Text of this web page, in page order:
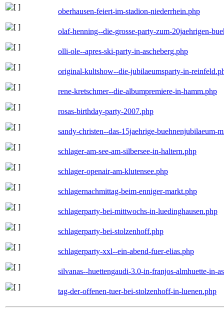
oberhausen-feiert-im-stadion-niederrhein.php
olaf-henning--die-grosse-party-zum-20jaehrigen-
olli-ole--apres-ski-party-in-ascheberg.php
original-kultshow--die-jubilaeumsparty-in-
rene-kretschmer--die-albumpremiere-in-hamm.php
rosas-birthday-party-2007.php
sandy-christen--das-15jaehrige-buehnenjubilaeum-
schlager-am-see-am-silbersee-in-haltern.php
schlager-openair-am-klutensee.php
schlagernachmittag-beim-enniger-markt.php
schlagerparty-bei-mittwochs-in-luedinghausen.php
schlagerparty-bei-stolzenhoff.php
schlagerparty-xxl--ein-abend-fuer-elias.php
silvanas--huettengaudi-3.0-in-franjos-almhuette-in-
tag-der-offenen-tuer-bei-stolzenhoff-in-luenen.php